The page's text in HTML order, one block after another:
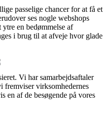
passelige chancer for at få et
ses nogle webshops
en bedømmelse af
i brug til at afveje hvor glade
Vi har samarbejdsaftaler
fremviser virksomhedernes
en af de besøgende på vores